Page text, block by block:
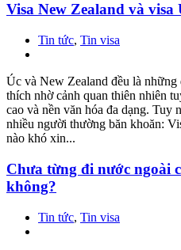
Visa New Zealand và
Tin tức, Tin visa
Úc và New Zealand đều là
thích nhờ cảnh quan thiên nhiên
cao và nền văn hóa đa dạng. Tuy
nhiều người thường băn khoăn:
nào khó xin...
Chưa từng đi nước ngoài
không?
Tin tức, Tin visa